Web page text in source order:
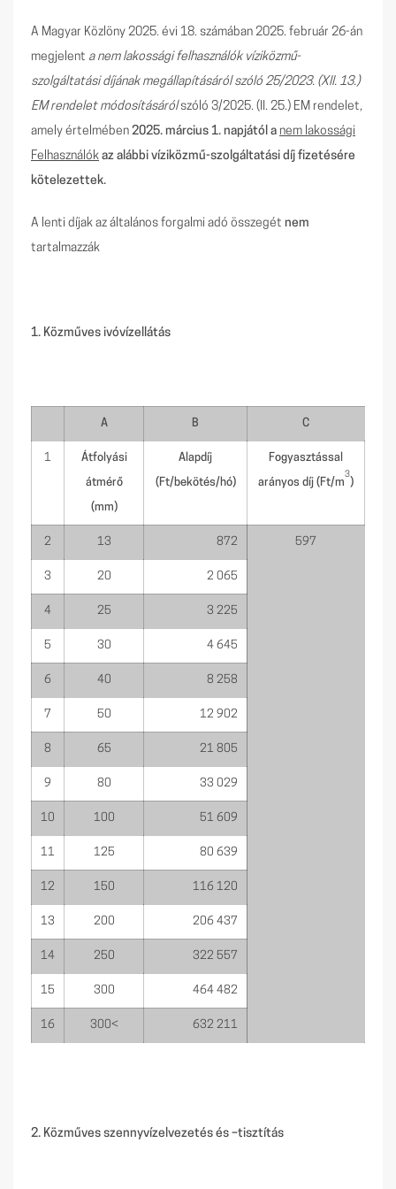
A Magyar Közlöny 2025. évi 18. számában 2025. február 26-án
megjelent a nem lakossági felhasználók víziközmű-
szolgáltatási díjának megállapításáról szóló 25/2023. (XII. 13.)
EM rendelet módosításárólszóló 3/2025. (II. 25.) EM rendelet,
amely értelmében 2025. március 1. napjától a nem lakossági
Felhasználók az alábbi víziközmű-szolgáltatási díj fizetésére
kötelezettek.
A lenti díjak az általános forgalmi adó összegét nem
tartalmazzák
1. Közműves ivóvízellátás
A B C
1 Átfolyási
átmérő
(mm)
Alapdíj
(Ft/bekötés/hó)
Fogyasztással
arányos díj (Ft/m
3
)
2 13 872 597
3 20 2 065
4 25 3 225
5 30 4 645
6 40 8 258
7 50 12 902
8 65 21 805
9 80 33 029
10 100 51 609
11 125 80 639
12 150 116 120
13 200 206 437
14 250 322 557
15 300 464 482
16 300< 632 211
2. Közműves szennyvízelvezetés és –tisztítás